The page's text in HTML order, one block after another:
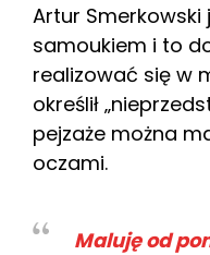
Artur
samoukiem i to
realizować się w
określił
pejzaże można
oczami.
Maluję od